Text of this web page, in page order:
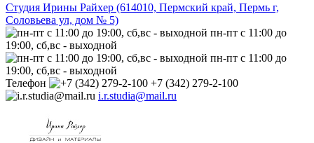
Студия Ирины Райхер (614010, Пермский край, Пермь г,
Соловьева ул, дом № 5)
пн-пт с 11:00 до
19:00, сб,вс - выходной
пн-пт с 11:00 до
19:00, сб,вс - выходной
Телефон
+7 (342) 279-2-100
i.r.studia@mail.ru